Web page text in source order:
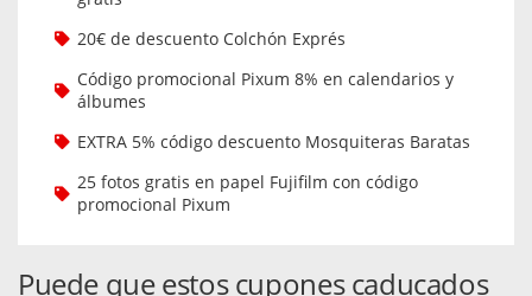
20€ de descuento Colchón Exprés
Código promocional Pixum 8% en calendarios y
álbumes
EXTRA 5% código descuento Mosquiteras Baratas
25 fotos gratis en papel Fujifilm con código
promocional Pixum
Puede que estos cupones caducados